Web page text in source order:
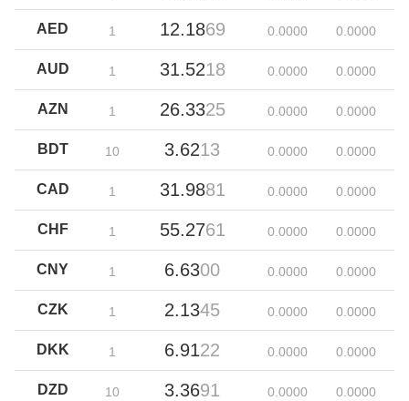
AED 1 12.1869 0.0000 0.0000
AUD 1 31.5218 0.0000 0.0000
AZN 1 26.3325 0.0000 0.0000
BDT 10 3.6213 0.0000 0.0000
CAD 1 31.9881 0.0000 0.0000
CHF 1 55.2761 0.0000 0.0000
CNY 1 6.6300 0.0000 0.0000
CZK 1 2.1345 0.0000 0.0000
DKK 1 6.9122 0.0000 0.0000
DZD 10 3.3691 0.0000 0.0000